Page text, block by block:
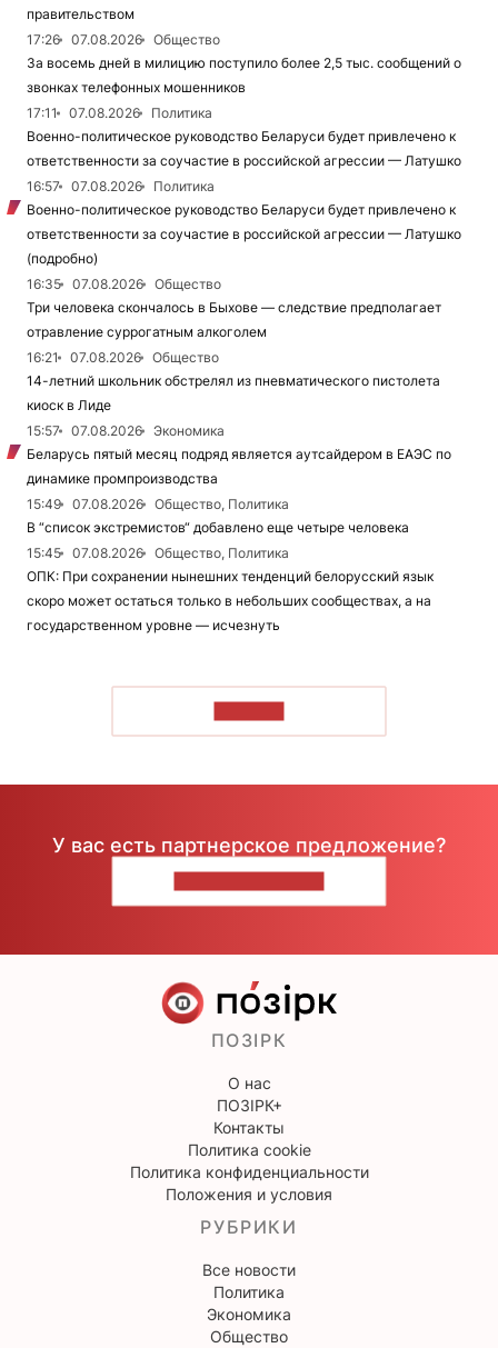
правительством
17:26
07.08.2026
Общество
За восемь дней в милицию поступило более 2,5 тыс. сообщений о
звонках телефонных мошенников
17:11
07.08.2026
Политика
Военно-политическое руководство Беларуси будет привлечено к
ответственности за соучастие в российской агрессии — Латушко
16:57
07.08.2026
Политика
Военно-политическое руководство Беларуси будет привлечено к
ответственности за соучастие в российской агрессии — Латушко
(подробно)
16:35
07.08.2026
Общество
Три человека скончалось в Быхове — следствие предполагает
отравление суррогатным алкоголем
16:21
07.08.2026
Общество
14-летний школьник обстрелял из пневматического пистолета
киоск в Лиде
15:57
07.08.2026
Экономика
Беларусь пятый месяц подряд является аутсайдером в ЕАЭС по
динамике промпроизводства
15:49
07.08.2026
Общество, Политика
В “список экстремистов“ добавлено еще четыре человека
15:45
07.08.2026
Общество, Политика
ОПК: При сохранении нынешних тенденций белорусский язык
скоро может остаться только в небольших сообществах, а на
государственном уровне — исчезнуть
У вас есть партнерское предложение?
ПОЗІРК
О нас
ПОЗІРК+
Контакты
Политика cookie
Политика конфиденциальности
Положения и условия
РУБРИКИ
Все новости
Политика
Экономика
Общество